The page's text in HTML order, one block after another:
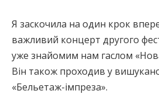
Я заскочила на один крок
важливий концерт другого
уже знайомим нам гаслом
Він також проходив у
«Бельетаж-імпреза».